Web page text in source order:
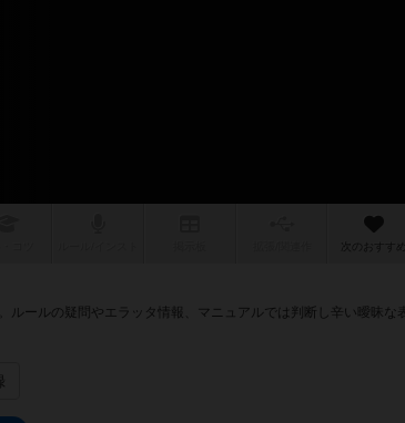
次のおすすめ
ールの疑問やエラッタ情報、マニュアルでは判断し辛い曖昧な表